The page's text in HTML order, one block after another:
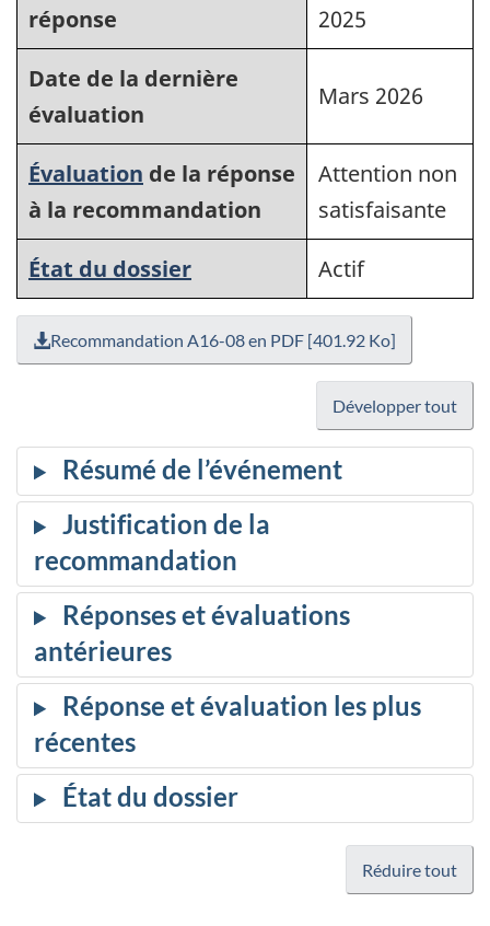
réponse
2025
Date de la dernière
évaluation
Mars 2026
Évaluation de la réponse
à la recommandation
Attention non
satisfaisante
État du dossier
Actif
Recommandation A16-08 en PDF [401.92 Ko]
Développer tout
Réduire tout